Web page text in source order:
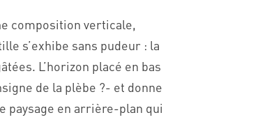
composition verticale,
s’exhibe sans pudeur : la
L’horizon placé en bas
de la plèbe ?- et donne
paysage en arrière-plan qui